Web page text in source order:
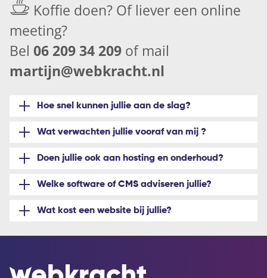
Koffie doen? Of liever een online
meeting?
Bel 06 209 34 209 of mail
martijn@webkracht.nl
Hoe snel kunnen jullie aan de slag?
Wat verwachten jullie vooraf van mij ?
Doen jullie ook aan hosting en onderhoud?
Welke software of CMS adviseren jullie?
Wat kost een website bij jullie?